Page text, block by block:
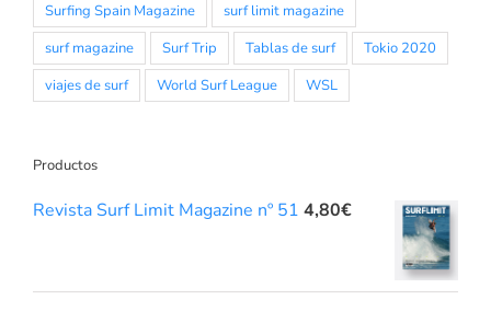
Surfing Spain Magazine
surf limit magazine
surf magazine
Surf Trip Tablas de surf
Tokio 2020
viajes de surf
World Surf League WSL
Productos
Revista Surf Limit Magazine nº 51 4,80€